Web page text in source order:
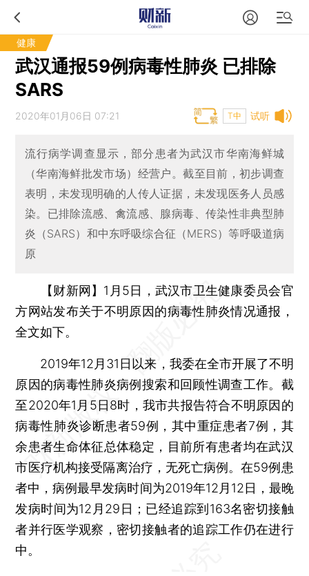
健康
武汉通报59例病毒性肺炎 已排除
SARS
试听
2020年01月06日 07:21 T中
流行病学调查显示，部分患者为武汉市华南海鲜城
（华南海鲜批发市场）经营户。截至目前，初步调查
表明，未发现明确的人传人证据，未发现医务人员感
染。已排除流感、禽流感、腺病毒、传染性非典型肺
炎（SARS）和中东呼吸综合征（MERS）等呼吸道病
原
【财新网】 1月5日，武汉市卫生健康委员会官
方网站发布关于不明原因的病毒性肺炎情况通报，
全文如下。
2019年12月31日以来，我委在全市开展了不明
原因的病毒性肺炎病例搜索和回顾性调查工作。截
至2020年1月5日8时，我市共报告符合不明原因的
病毒性肺炎诊断患者59例，其中重症患者7例，其
余患者生命体征总体稳定，目前所有患者均在武汉
市医疗机构接受隔离治疗，无死亡病例。在59例患
者中，病例最早发病时间为2019年12月12日，最晚
发病时间为12月29日；已经追踪到163名密切接触
者并行医学观察，密切接触者的追踪工作仍在进行
中。